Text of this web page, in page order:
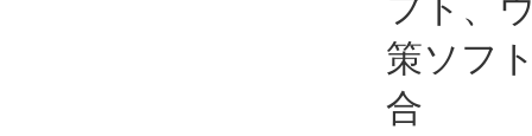
フト、
策ソフ
合